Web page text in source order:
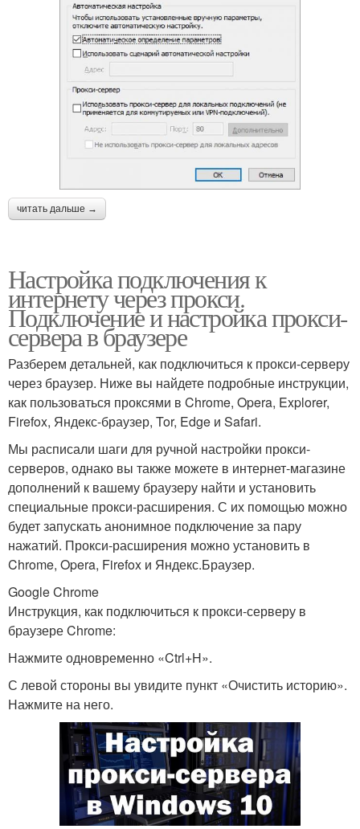
читать дальше →
Настройка подключения к
интернету через прокси.
Подключение и настройка прокси-
сервера в браузере
Разберем детальней, как подключиться к прокси-серверу
через браузер. Ниже вы найдете подробные инструкции,
как пользоваться проксями в Chrome, Opera, Explorer,
Firefox, Яндекс-браузер, Tor, Edge и Safari.
Мы расписали шаги для ручной настройки прокси-
серверов, однако вы также можете в интернет-магазине
дополнений к вашему браузеру найти и установить
специальные прокси-расширения. С их помощью можно
будет запускать анонимное подключение за пару
нажатий. Прокси-расширения можно установить в
Chrome, Opera, Firefox и Яндекс.Браузер.
Google Chrome
Инструкция, как подключиться к прокси-серверу в
браузере Chrome:
Нажмите одновременно «Ctrl+H».
С левой стороны вы увидите пункт «Очистить историю».
Нажмите на него.